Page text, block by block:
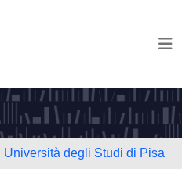
Università degli Studi di Pisa